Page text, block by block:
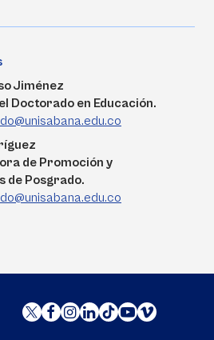
Jiménez
Doctorado en Educación.
de Promoción y
de Posgrado.